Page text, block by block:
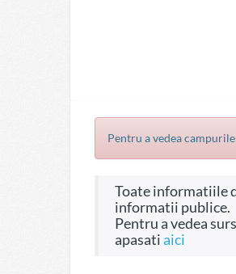
Pentru a vedea campurile
Toate informatiile despre firma RIVA SRL, CIF 934927, pe site-ul firme.info sunt
informatii publice.
Pentru a vedea sursele de unde au fost preluate informatiile si dreptul de a fi folosite
apasatiaici